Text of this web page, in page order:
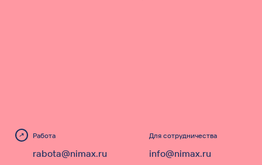
Работа
rabota@nimax.ru
Для сотрудничества
info@nimax.ru